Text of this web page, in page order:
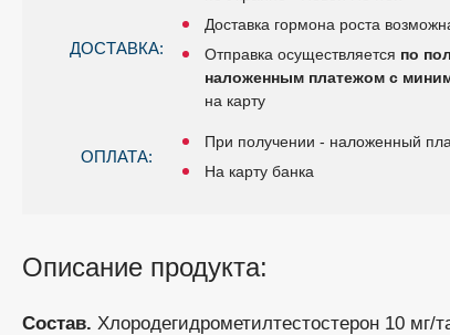
ДОСТАВКА:
Доставка гормона роста
Отправка осуществляется по
наложенным платежом с
на карту
ОПЛАТА:
При получении - наложенный
На карту банка
Описание продукта:
Состав. Хлородегидрометилтестостерон 10 мг/